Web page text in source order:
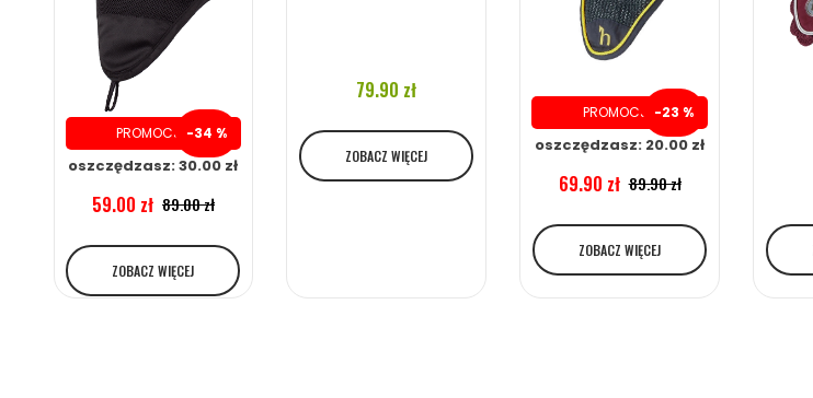
PROMOCJA-34 %
oszczędzasz: 30.00 zł
59.00 zł 89.00 zł
ZOBACZ WIĘCEJ
79.90 zł
ZOBACZ WIĘCEJ
PROMOCJA-23 %
oszczędzasz: 20.00 zł
69.90 zł 89.90 zł
ZOBACZ WIĘCEJ